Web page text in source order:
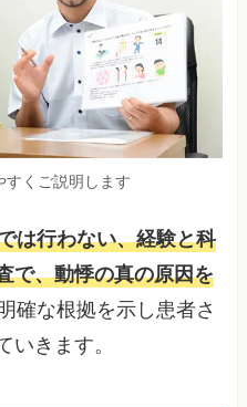
すくご説明します
は行わない、経験と科
で、動悸の真の原因を
確な根拠を示し患者さ
いきます。